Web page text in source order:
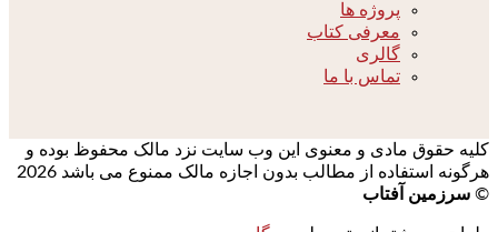
پروژه ها
معرفی کتاب
گالری
تماس با ما
کلیه حقوق مادی و معنوی این وب سایت نزد مالک محفوظ بوده و
هرگونه استفاده از مطالب بدون اجازه مالک ممنوع می باشد 2026
© سرزمین آفتاب